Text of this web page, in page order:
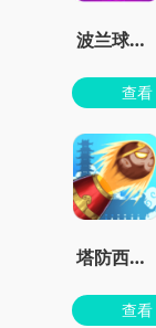
波兰球之征服世界无限金币版
查看
塔防西游记
查看